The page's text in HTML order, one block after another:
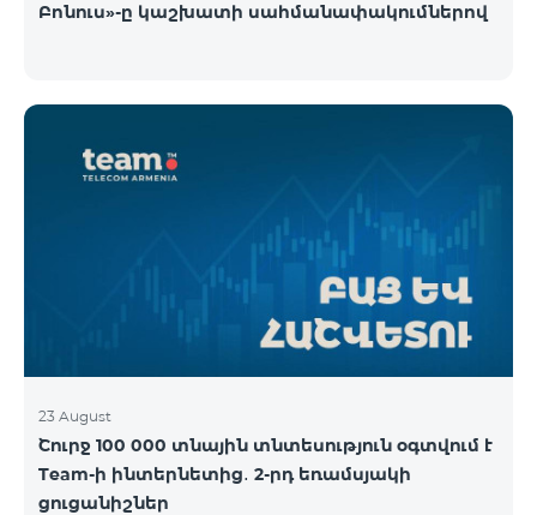
Բոնուս»-ը կաշխատի սահմանափակումներով
23 August
Շուրջ 100 000 տնային տնտեսություն օգտվում է
Team-ի ինտերնետից․ 2-րդ եռամսյակի
ցուցանիշներ